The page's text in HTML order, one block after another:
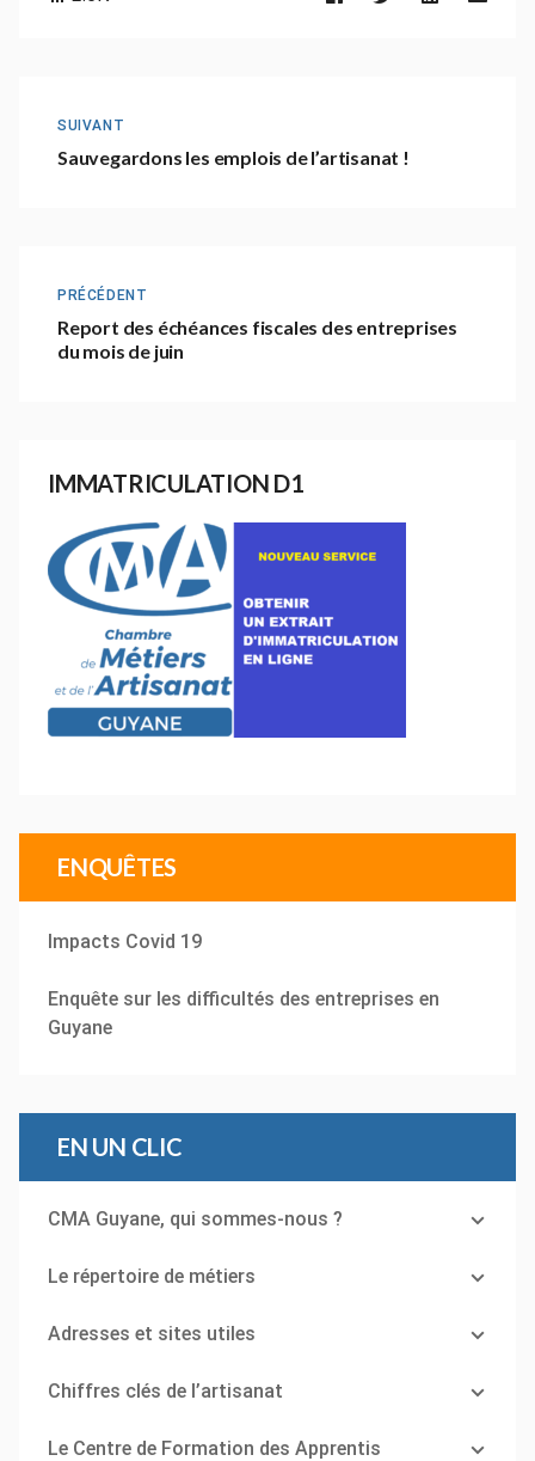
SUIVANT
Sauvegardons les emplois de l’artisanat !
PRÉCÉDENT
Report des échéances fiscales des entreprises
du mois de juin
IMMATRICULATION D1
ENQUÊTES
Impacts Covid 19
Enquête sur les difficultés des entreprises en
Guyane
EN UN CLIC
CMA Guyane, qui sommes-nous ?
Le répertoire de métiers
Adresses et sites utiles
Chiffres clés de l’artisanat
Le Centre de Formation des Apprentis